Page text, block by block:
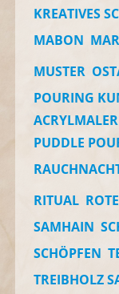
KREATIVES
MABON
MUSTER
POURING
PUDDLE
RITUAL
SAMHAIN
SCHÖPFEN
TREIBHOLZ